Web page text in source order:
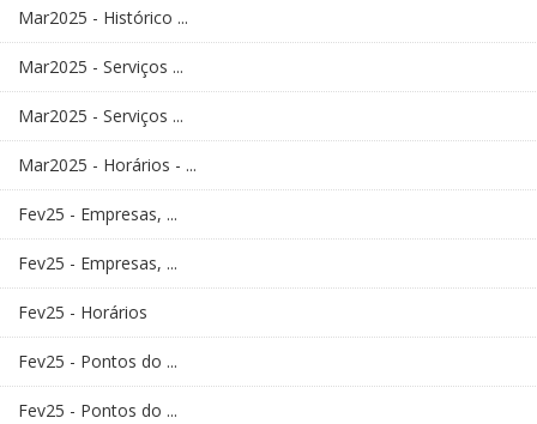
Mar2025 - Histórico ...
Mar2025 - Serviços ...
Mar2025 - Serviços ...
Mar2025 - Horários - ...
Fev25 - Empresas, ...
Fev25 - Empresas, ...
Fev25 - Horários
Fev25 - Pontos do ...
Fev25 - Pontos do ...